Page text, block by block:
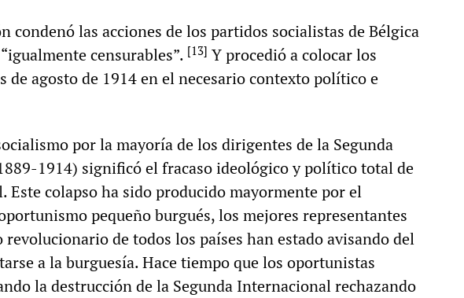
condenó las acciones de los partidos socialistas de Bélgica
censurables”. [13] Y procedió a colocar los
de agosto de 1914 en el necesario contexto político e
por la mayoría de los dirigentes de la Segunda
1914) significó el fracaso ideológico y político total de
Este colapso ha sido producido mayormente por el
pequeño burgués, los mejores representantes
de todos los países han estado avisando del
a la burguesía. Hace tiempo que los oportunistas
la destrucción de la Segunda Internacional rechazando